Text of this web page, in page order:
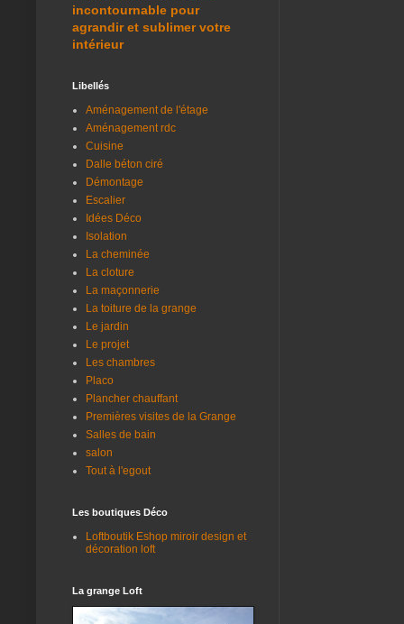
incontournable pour
agrandir et sublimer votre
intérieur
Libellés
Aménagement de l'étage
Aménagement rdc
Cuisine
Dalle béton ciré
Démontage
Escalier
Idées Déco
Isolation
La cheminée
La cloture
La maçonnerie
La toiture de la grange
Le jardin
Le projet
Les chambres
Placo
Plancher chauffant
Premières visites de la Grange
Salles de bain
salon
Tout à l'egout
Les boutiques Déco
Loftboutik Eshop miroir design et
décoration loft
La grange Loft